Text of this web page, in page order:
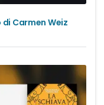
Carmen Weiz